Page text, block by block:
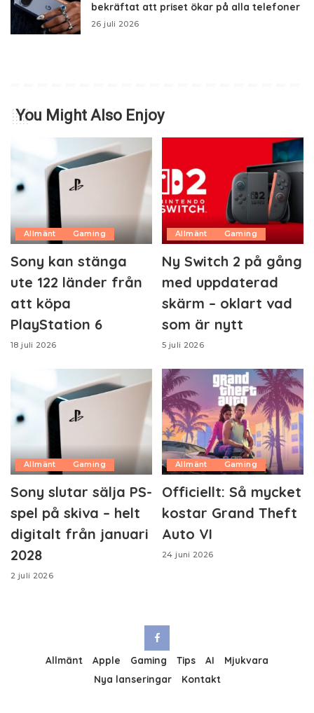
bekräftat att priset ökar på alla telefoner
26 juli 2026
You Might Also Enjoy
Allmänt Gaming
Sony kan stänga
ute 122 länder från
att köpa
PlayStation 6
18 juli 2026
Allmänt Gaming
Ny Switch 2 på gång
med uppdaterad
skärm – oklart vad
som är nytt
5 juli 2026
Allmänt Gaming
Sony slutar sälja PS-
spel på skiva – helt
digitalt från januari
2028
2 juli 2026
Allmänt Gaming
Officiellt: Så mycket
kostar Grand Theft
Auto VI
24 juni 2026
Allmänt Apple Gaming Tips AI
Mjukvara
Nya lanseringar
Kontakt